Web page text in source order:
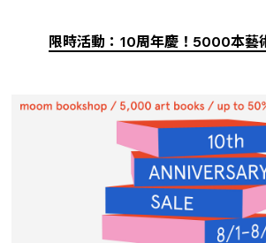
限時活動：10周年慶！5000本藝